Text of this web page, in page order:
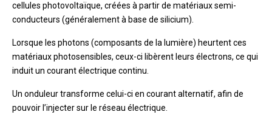
cellules photovoltaïque, créées à partir de matériaux semi-
conducteurs (généralement à base de silicium).
Lorsque les photons (composants de la lumière) heurtent ces
matériaux photosensibles, ceux-ci libèrent leurs électrons, ce qui
induit un courant électrique continu.
Un onduleur transforme celui-ci en courant alternatif, afin de
pouvoir l’injecter sur le réseau électrique.